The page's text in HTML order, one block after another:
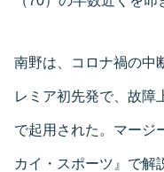
南野は、コロナ禍の中
レミア初先発で、故障
で起用された。マージ
カイ・スポーツ』で解